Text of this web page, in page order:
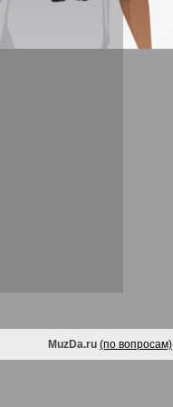
MuzDa.ru (по вопросам)